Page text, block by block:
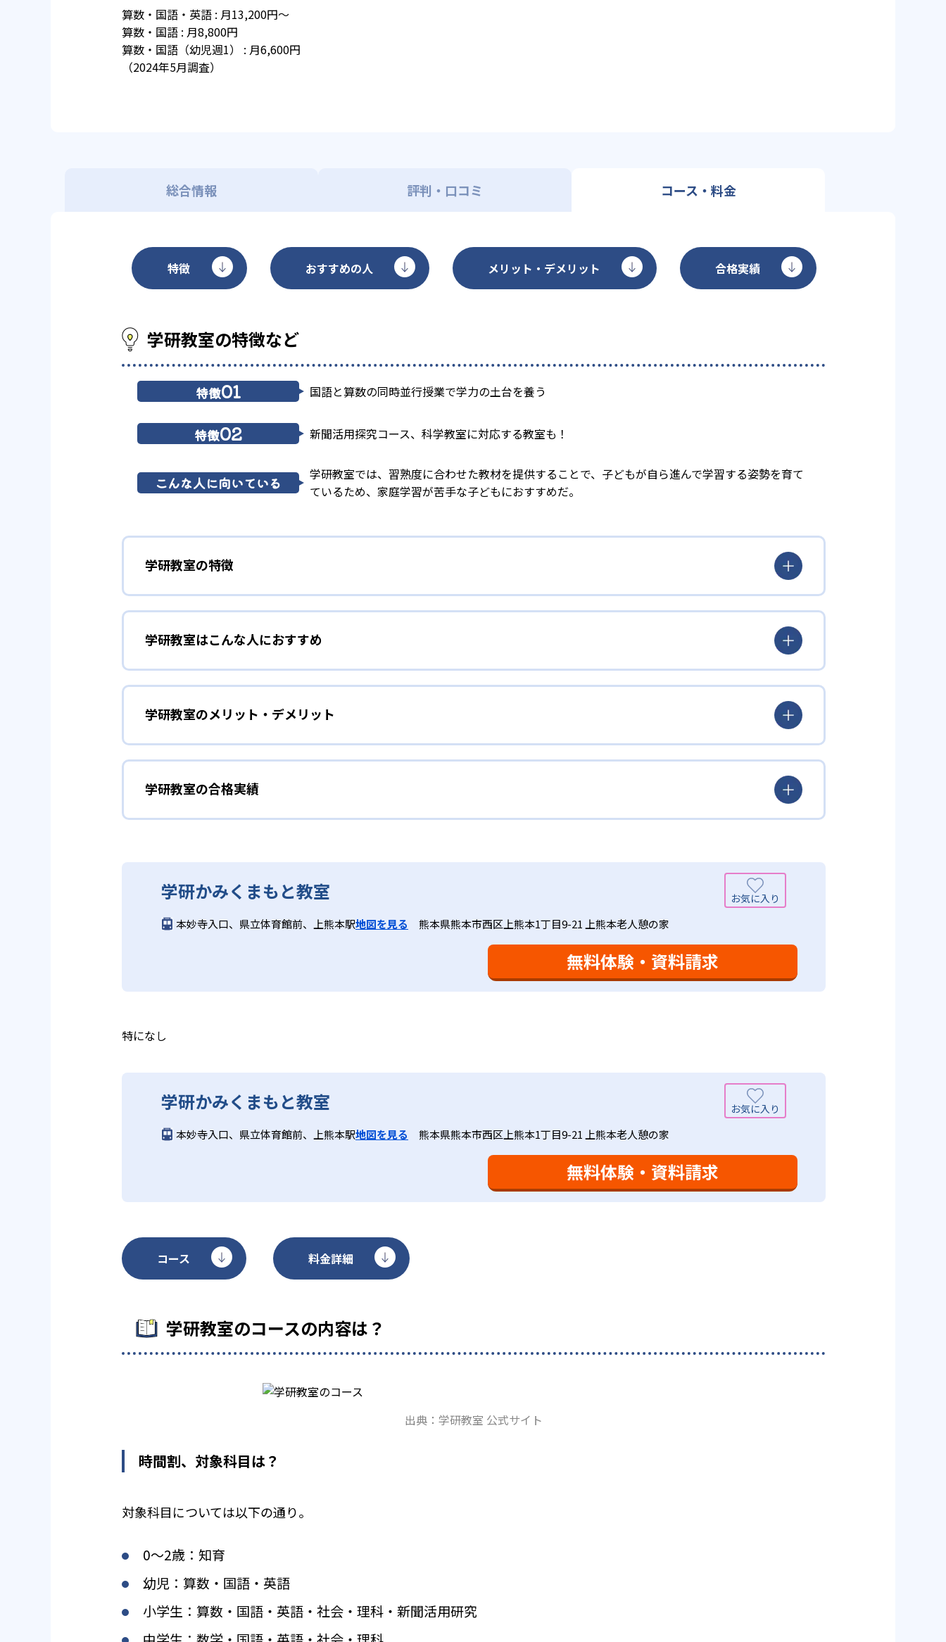
算数・国語・英語 : 月13,200円～
算数・国語 : 月8,800円
算数・国語（幼児週1） : 月6,600円
（2024年5月調査）
総合情報 評判・口コミ コース・料金
特徴 おすすめの人 メリット・デメリット 合格実績
学研教室の特徴など
特徴01 国語と算数の同時並行授業で学力の土台を養う
特徴02 新聞活用探究コース、科学教室に対応する教室も！
こんな人に向いている
学研教室では、習熟度に合わせた教材を提供することで、子どもが自ら進んで学習する姿勢を育て
ているため、家庭学習が苦手な子どもにおすすめだ。
学研教室の特徴
01 3歳から高校生まで「無学年方式」で個別指導
学研教室は、0･1･2歳から高校生までを対象として個別指導を行っている。学校の進度や学年にとらわれず、生徒の理解度を最優
先して学習を進める「無学年方式」を採用していることが特徴だ。この「無学年方式」では、生徒が個々のペースで学習すること
ができるため、一度立ち止まってわからないところをしっかり学習したり、余裕がある場合はどんどん先取り学習を進めたりする
02 生徒それぞれに最適化された学習計画を設計
学研教室の個別指導では、生徒一人ひとりの学力／適性をしっかり把握した上で学習の出発点を定め、生徒に最適化された学習計
画を設計する。また、生徒それぞれに最適な教材を提供すると共に、適切なアドバイスも実施。少しずつレベルアップするスモー
ルステップの教材となっているので、つまずくことなく、無理なく無駄なく学習ができる。「自分から進んで学習する」姿勢や態
03 週2回の教室学習と毎日の家庭学習
学研教室では、週2回の教室学習と毎日の家庭学習（宿題学習）の相乗効果を活かす形で生徒の学力向上を進める。週2回の教室学
供し、学習の習慣化と学力の定着を図っている。進度が早い子供は先取り学習も可能だ。
学研教室はこんな人におすすめ
勉強全体の底力を上げたい人向け
学研教室は、生徒の「わかった！」を重視する形で個別指導を行っている。無理なく学習を進められるよう「無学年方式」を採用
しており、わからない問題がある場合は立ち止まってじっくりと学習することができる。また、覚えた知識の量などで測りやすい
「見える力」だけでなく、学習に取り組む根気や意欲など「見えない力」の育成も重視。そのため、勉強全体の底力のようなもの
を向上させたい人に向いている。
てて考える力の育成を、国語では全ての学力の土台となる「読む力」「書く力」の育成に力を入れている。また、この2教科を切
り離さず、くり返し学習と毎日の家庭学習で学習させている。そのため、算数（数学）と国語の基礎力を上げたい人に向いてい
る。
長時間の勉強が苦手な人向け
学研教室では、小学生については、1回の学習時間を30～50分程度と設定している。この時間設定は、子どもが集中して学習でき
る時間が通常「学年×10分±10分」と考えられていることに由来するものだ。この限界を超えて勉強しても学習の効果は上がらな
学研教室のメリット・デメリット
どんなメリットがある？
学研教室が持つ最大のメリットは、学研の教材開発ノウハウを結集して制作した学習
教材を使用している点だ。この教材は、学習指導要領の内容を全てカバーしており、学校の勉強がよくわかるというもの。基礎か
ら応用まで、少しずつステップアップしながら身につけることができ、基礎固めから先取り学習まで対応している。算数と国語を
ている。
学研教室の先生は、研修会や勉強会で日々指導スキルを研鑽している。「子どもたちに学ぶ喜びを」「自信を」「生きる力を」と
いう理念のもとで生徒一人ひとりに向き合っており、生徒それぞれの「できるところ」「良いところ」を見つけて褒めるところか
ら学習をスタートする。この指導により生徒の「やる気」を引き出し、無理のない学習と確実な学力向上を進めている。また講師
は、最新の教育情報にも精通しており、学習相談や教育相談、保護者とのコミュニケーションにも対応している。
学研教室では、楽しく生き生きと学ぶことも重視している。人と人との触れ合いの中で学びを深めることにより、知・情・意のバ
学研教室のデメリットとしては、基礎をより重視している分、生徒によっては物足りなく感じる可能性がある点だろう。相性が気
学研教室の合格実績
学研教室の合格実績は、公式サイトでは公開されていない。
学研かみくまもと教室
本妙寺入口、県立体育館前、上熊本駅地図を見る 熊本県熊本市西区上熊本1丁目9-21 上熊本老人憩の家
無料体験・資料請求
特になし
学研かみくまもと教室
本妙寺入口、県立体育館前、上熊本駅地図を見る 熊本県熊本市西区上熊本1丁目9-21 上熊本老人憩の家
無料体験・資料請求
コース 料金詳細
学研教室のコースの内容は？
出典：学研教室 公式サイト
時間割、対象科目は？
対象科目については以下の通り。
0〜2歳：知育
幼児：算数・国語・英語
小学生：算数・国語・英語・社会・理科・新聞活用研究